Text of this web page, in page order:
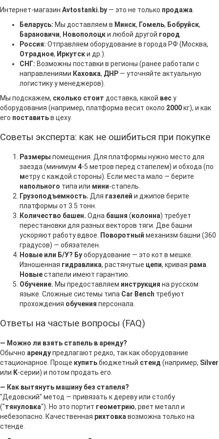
Интернет-магазин Avtostanki.by — это не только продажа
Беларусь: Мы доставляем в Минск, Гомель, Бобруйск,
Барановичи, Новополоцки любой другой город
Россия: Отправляем оборудование в города РФ (Москва,
Отрадное, Иркутски др.).
СНГ: Возможны поставки в регионы (ранее работали с
направлениями Каховка, ДНР — уточняйте актуальную
логистику у менеджеров).
Мы подскажем, сколько стоит доставка, какой весу
оборудования (например, платформа весит около 2000кг), и как
его поставитьв цеху.
Советы эксперта: как не ошибиться при покупке
Размеры помещения. Для платформы нужно место для
заезда (минимум 4-5 метров перед стапелем) и обхода (по
метру с каждой стороны). Если места мало — берите
напольного типа или мини-стапель.
Грузоподъемность. Для газелей и джипов берите
платформы от 3.5 тонн.
Количество башен. Одна башня (колонна) требует
перестановки для разных векторов тяги. Две башни
ускоряют работу вдвое.
Поворотный механизм башни (360
градусов) — обязателен.
Новые или Б/У? Буоборудование — это кот в мешке.
Изношенная гидравлика, растянутые цепи, кривая рама
Новыестапели имеют гарантию.
Обучение. Мы предоставляем инструкция на русском
языке. Сложные системы типа Car Bench требуют
прохождения обучения персонала.
Ответы на частые вопросы (FAQ)
— Можно ли взять стапель в аренду?
Обычно арендупредлагают редко, так как оборудование
стационарное. Проще купитьбюджетный стенд (например, Silver
или K-серии) и потом продать его.
— Как вытянуть машину без стапеля?
"Дедовский" метод — привязать к дереву или столбу
("тянуловка"). Но это портит геометрию, рвет металл и
небезопасно. Качественная рихтовка возможна только на
стенде.